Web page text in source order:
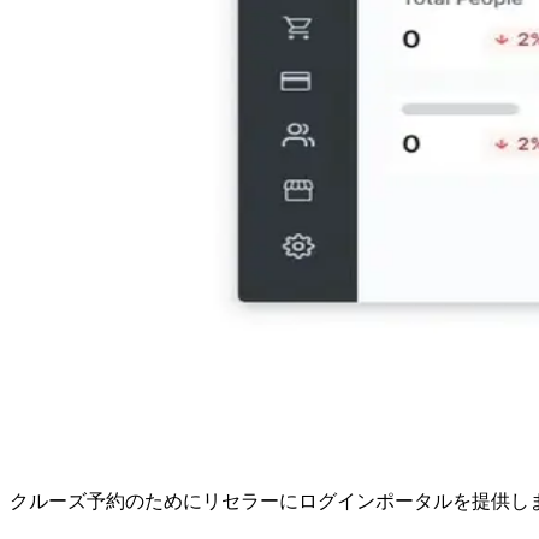
クルーズ予約のためにリセラーにログインポータルを提供し